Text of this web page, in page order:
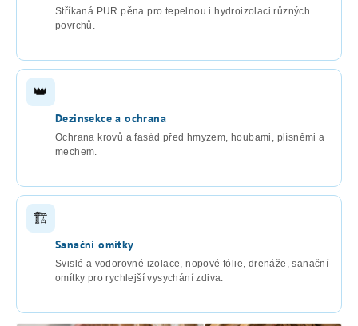
Stříkaná PUR pěna pro tepelnou i hydroizolaci různých
povrchů.
👑
Dezinsekce a ochrana
Ochrana krovů a fasád před hmyzem, houbami, plísněmi a
mechem.
🏗
Sanační omítky
Svislé a vodorovné izolace, nopové fólie, drenáže, sanační
omítky pro rychlejší vysychání zdiva.